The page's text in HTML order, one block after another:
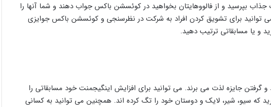
بپرسید و از فالووهایتان بخواهید در کوئسشن باکس جواب دهند و شما آنها را
توانید برای تشویق کردن افراد به شرکت در نظرسنجی و کوئسشن باکس جوایزی
و یا مسابقاتی ترتیب دهید.
جایزه لذت می برند. می توانید برای افزایش اینگیجمنت خود مسابقاتی را
که سیو، شیر، لایک و دوستان خود را تگ کرده اند. همچنین می توانید به کسانی